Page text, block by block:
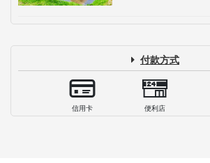
付款方式
信用卡 便利店